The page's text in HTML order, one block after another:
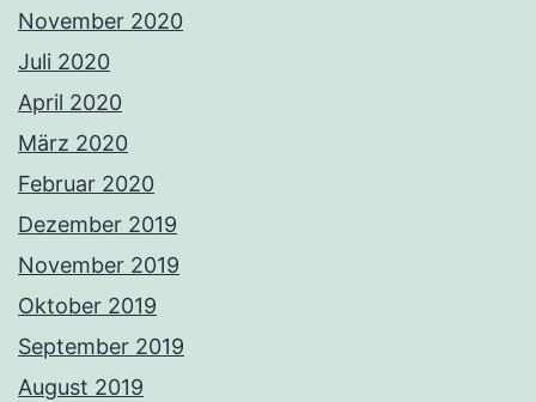
November 2020
Juli 2020
April 2020
März 2020
Februar 2020
Dezember 2019
November 2019
Oktober 2019
September 2019
August 2019